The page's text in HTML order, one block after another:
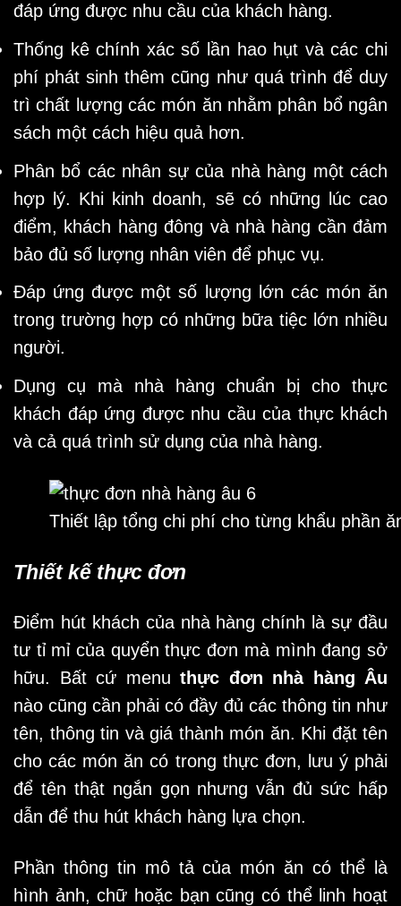
đáp ứng được nhu cầu của khách hàng.
Thống kê chính xác số lần hao hụt và các chi
phí phát sinh thêm cũng như quá trình để duy
trì chất lượng các món ăn nhằm phân bổ ngân
sách một cách hiệu quả hơn.
Phân bổ các nhân sự của nhà hàng một cách
hợp lý. Khi kinh doanh, sẽ có những lúc cao
điểm, khách hàng đông và nhà hàng cần đảm
bảo đủ số lượng nhân viên để phục vụ.
Đáp ứng được một số lượng lớn các món ăn
trong trường hợp có những bữa tiệc lớn nhiều
người.
Dụng cụ mà nhà hàng chuẩn bị cho thực
khách đáp ứng được nhu cầu của thực khách
và cả quá trình sử dụng của nhà hàng.
Thiết lập tổng chi phí cho từng khẩu phần
Thiết kế thực đơn
Điểm hút khách của nhà hàng chính là sự đầu
tư tỉ mỉ của quyển thực đơn mà mình đang sở
hữu. Bất cứ menu thực đơn nhà hàng Âu
nào cũng cần phải có đầy đủ các thông tin như
tên, thông tin và giá thành món ăn. Khi đặt tên
cho các món ăn có trong thực đơn, lưu ý phải
để tên thật ngắn gọn nhưng vẫn đủ sức hấp
dẫn để thu hút khách hàng lựa chọn.
Phần thông tin mô tả của món ăn có thể là
hình ảnh, chữ hoặc bạn cũng có thể linh hoạt